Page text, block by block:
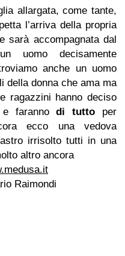
allargata, come tante,
l’arriva della propria
sarà accompagnata dal
uomo decisamente
anche un uomo
della donna che ama ma
ragazzini hanno deciso
e farannodi tutto per
ecco una vedova
irrisolto tutti in una
altro ancora
Raimondi